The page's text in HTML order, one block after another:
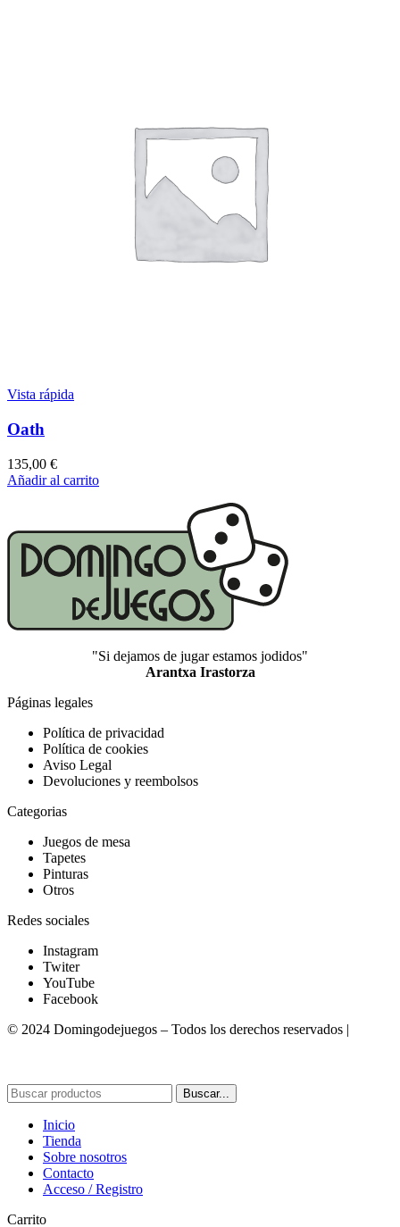
Vista rápida
Oath
135,00 €
Añadir al carrito
"Si dejamos de jugar estamos jodidos"
Arantxa Irastorza
Páginas legales
Política de privacidad
Política de cookies
Aviso Legal
Devoluciones y reembolsos
Categorias
Juegos de mesa
Tapetes
Pinturas
Otros
Redes sociales
Instagram
Twiter
YouTube
Facebook
© 2024 Domingodejuegos – Todos los derechos reservados |
Buscar...
Inicio
Tienda
Sobre nosotros
Contacto
Acceso / Registro
Carrito